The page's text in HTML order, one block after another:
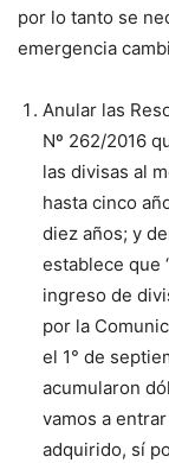
por lo tanto se
emergencia
Anular las
Nº 262/2016
las divisas al
hasta cinco
diez años; y
establece que
ingreso de
por la
el 1° de
acumularon
vamos a
adquirido, sí